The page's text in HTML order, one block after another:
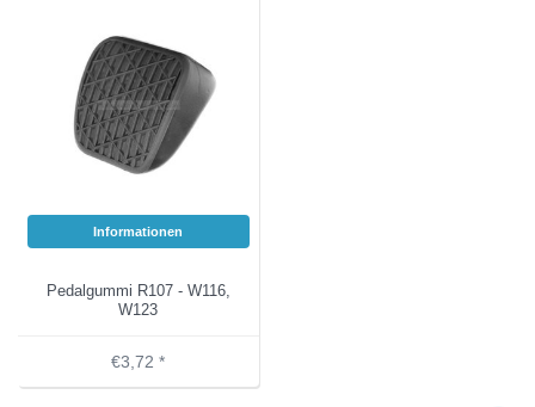
Informationen
Pedalgummi R107 - W116,
W123
€3,72 *